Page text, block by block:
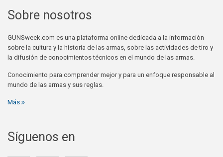
Sobre nosotros
GUNSweek.com es una plataforma online dedicada a la información
sobre la cultura y la historia de las armas, sobre las actividades de tiro y
la difusión de conocimientos técnicos en el mundo de las armas.
Conocimiento para comprender mejor y para un enfoque responsable al
mundo de las armas y sus reglas.
Más
Síguenos en